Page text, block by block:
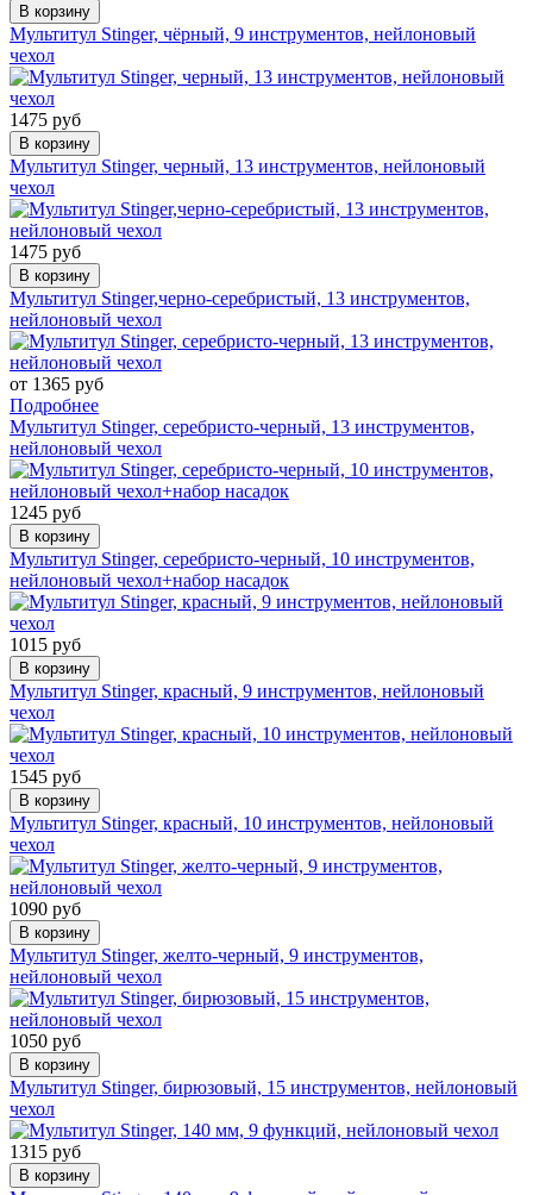
В корзину
Мультитул Stinger, чёрный, 9 инструментов, нейлоновый
чехол
1475 руб
В корзину
Мультитул Stinger, черный, 13 инструментов, нейлоновый
чехол
1475 руб
В корзину
Мультитул Stinger,черно-серебристый, 13 инструментов,
нейлоновый чехол
от 1365 руб
Подробнее
Мультитул Stinger, серебристо-черный, 13 инструментов,
нейлоновый чехол
1245 руб
В корзину
Мультитул Stinger, серебристо-черный, 10 инструментов,
нейлоновый чехол+набор насадок
1015 руб
В корзину
Мультитул Stinger, красный, 9 инструментов, нейлоновый
чехол
1545 руб
В корзину
Мультитул Stinger, красный, 10 инструментов, нейлоновый
чехол
1090 руб
В корзину
Мультитул Stinger, желто-черный, 9 инструментов,
нейлоновый чехол
1050 руб
В корзину
Мультитул Stinger, бирюзовый, 15 инструментов, нейлоновый
чехол
1315 руб
В корзину